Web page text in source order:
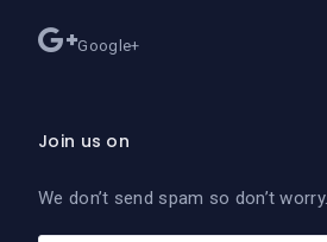
Google+
Join us on
We don’t send spam so don’t worry.